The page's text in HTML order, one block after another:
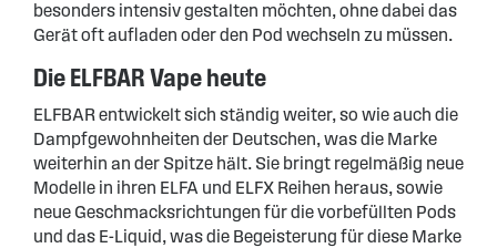
besonders intensiv gestalten möchten, ohne dabei das
Gerät oft aufladen oder den Pod wechseln zu müssen.
Die ELFBAR Vape heute
ELFBAR entwickelt sich ständig weiter, so wie auch die
Dampfgewohnheiten der Deutschen, was die Marke
weiterhin an der Spitze hält. Sie bringt regelmäßig neue
Modelle in ihren ELFA und ELFX Reihen heraus, sowie
neue Geschmacksrichtungen für die vorbefüllten Pods
und das E-Liquid, was die Begeisterung für diese Marke